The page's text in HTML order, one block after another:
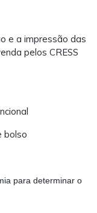
e a impressão das
pelos CRESS
bolso
para determinar o